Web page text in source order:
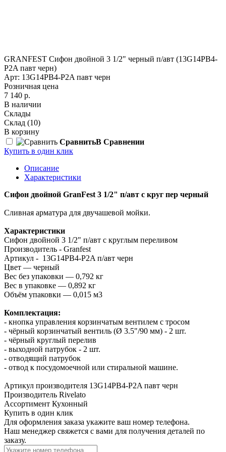
GRANFEST Сифон двойной 3 1/2" черный п/авт (13G14PB4-
P2A павт черн)
Арт: 13G14PB4-P2A павт черн
Розничная цена
7 140 р.
В наличии
Склады
Склад (10)
В корзину
СравнитьВ Сравнении
Купить в один клик
Описание
Характеристики
Сифон двойной GranFest 3 1/2" п/авт с круг пер черный
Сливная арматура для двучашевой мойки.
Характеристики
Сифон двойной 3 1/2" п/авт с круглым переливом
Производитель - Granfest
Артикул - 13G14PB4-P2A п/авт черн
Цвет — черный
Вес без упаковки — 0,792 кг
Вес в упаковке — 0,892 кг
Объём упаковки — 0,015 м3
Комплектация:
- кнопка управления корзинчатым вентилем с тросом
- чёрный корзинчатый вентиль (Ø 3.5"/90 мм) - 2 шт.
- чёрный круглый перелив
- выходной патрубок - 2 шт.
- отводящий патрубок
- отвод к посудомоечной или стиральной машине.
Артикул производителя 13G14PB4-P2A павт черн
Производитель Rivelato
Ассортимент Кухонный
Купить в один клик
Для оформления заказа укажите ваш номер телефона.
Наш менеджер свяжется с вами для получения деталей по
заказу.